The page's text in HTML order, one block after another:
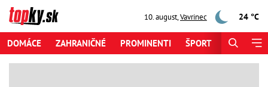
10. august,Vavrinec 24 °C
DOMÁCE ZAHRANIČNÉ PROMINENTI ŠPORT